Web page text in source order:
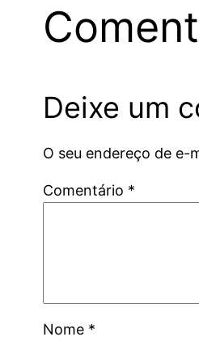
Deixe um
O seu endereço de e-
Comentário *
Nome *